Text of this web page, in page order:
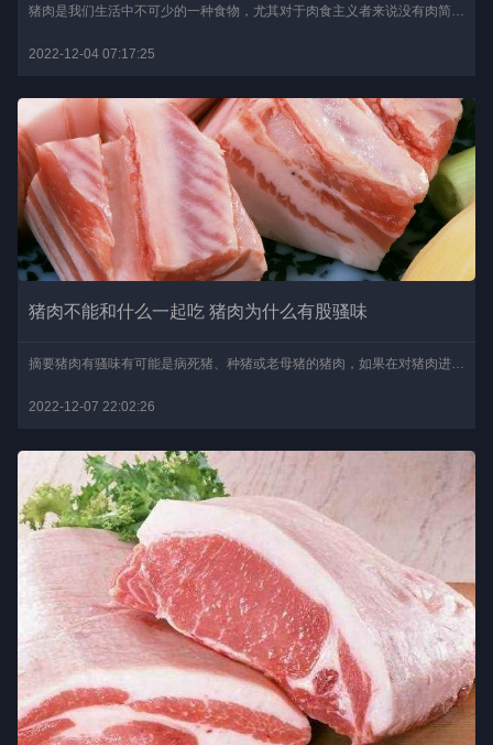
猪肉是我们生活中不可少的一种食物，尤其对于肉食主义者来说没有肉简直难以下口。我们在生活中常见的猪肉有两种，一种是白猪肉，最为常见，另一种是黑猪肉，由于味道出色且..
2022-12-04 07:17:25
猪肉不能和什么一起吃 猪肉为什么有股骚味
摘要猪肉有骚味有可能是病死猪、种猪或老母猪的猪肉，如果在对猪肉进行加工时，不小心将猪的膀胱弄破，尿液侵蚀猪肉也会使猪肉有骚味，还有一种情况是如果猪被灌水或注射止..
2022-12-07 22:02:26